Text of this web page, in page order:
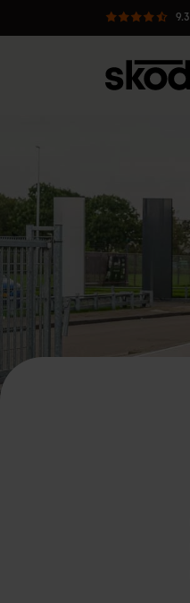
9.3
met 5 werkdagen klaar